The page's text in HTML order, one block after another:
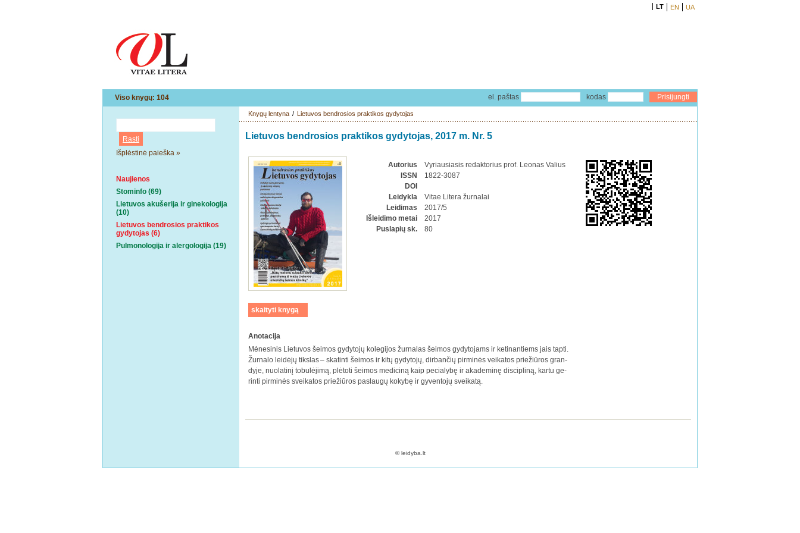
LT EN UA
Viso knygų: 104 el. paštas kodas
Išplėstinė paieška »
Naujienos
Stominfo (69)
Lietuvos akušerija ir ginekologija
(10)
Lietuvos bendrosios praktikos
gydytojas (6)
Pulmonologija ir alergologija (19)
Knygų lentyna / Lietuvos bendrosios praktikos gydytojas
Lietuvos bendrosios praktikos gydytojas, 2017 m. Nr. 5
Autorius
Vyriausiasis redaktorius prof. Leonas Valius
ISSN
1822-3087
DOI
Leidykla
Vitae Litera žurnalai
Leidimas
2017/5
Išleidimo metai
2017
Puslapių sk.
80
skaityti knygą
Anotacija
Mė­ne­si­nis Lie­tu­vos šeimos gy­dy­to­jų ko­le­gi­jos žur­na­las šei­mos gy­dy­to­jams ir ketinantiems jais tap­ti.
Žur­na­lo lei­dėjų tiks­las – ska­tin­ti šei­mos ir ki­tų gy­dy­to­jų, dir­ban­čių pir­mi­nės vei­ka­tos prie­žiū­ros gran­
dy­je, nuo­la­ti­nį to­bu­lė­ji­mą, plė­to­ti šei­mos me­di­ci­ną kaip pe­cia­ly­bę ir aka­de­mi­nę dis­cip­li­ną, kar­tu ge­
rin­ti pir­mi­nės svei­ka­tos prie­žiū­ros pa­slau­gų ko­ky­bę ir gy­ven­to­jų svei­ka­tą.
© leidyba.lt